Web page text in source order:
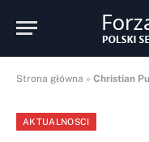
Strona główna » Christian Pulisic
AKTUALNOSCI